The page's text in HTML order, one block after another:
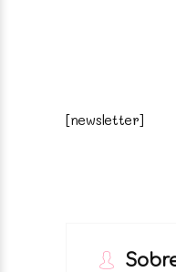
[newsletter]